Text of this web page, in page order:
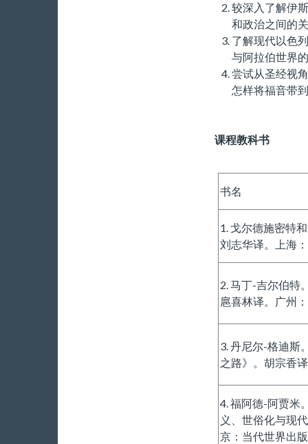
较深入了解伊
和政治之间的
了解现代以色
与阿拉伯世界
尝试从圣经视
怎样将福音带
课程教科书
书名
1. 戈尔德施密特
刘志华译。上海
2. 马丁-吉尔伯特
扈喜林译。广州
3. 丹尼尔-格迪斯
之路》。胡宗香
4. 福阿德-阿贾米
义、世俗化与现
京：当代世界出